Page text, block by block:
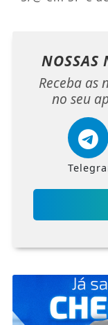
NOSSAS
Receba as
no seu